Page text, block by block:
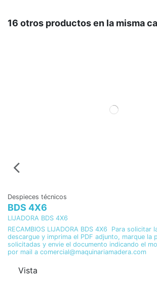
16 otros productos en la misma
Despieces técnicos
BDS 4X6
LIJADORA BDS 4X6
RECAMBIOS LIJADORA BDS 4X6 Para solicitar
descargue y imprima el PDF adjunto, marque la
solicitadas y envie el documento indicando el
por mail a comercial@maquinariamadera.com
Vista